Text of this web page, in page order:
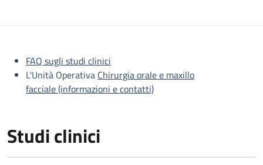
Descrizione
FAQ sugli studi clinici
L'Unità Operativa Chirurgia orale e maxillo
facciale (informazioni e contatti)
Studi clinici